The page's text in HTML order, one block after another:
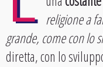
religione a
grande, come con lo
diretta, con lo